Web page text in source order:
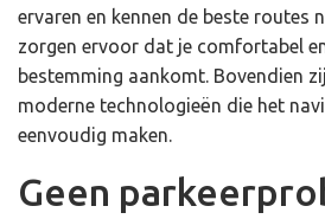
ervaren en kennen de beste routes
zorgen ervoor dat je comfortabel
bestemming aankomt. Bovendien
moderne technologieën die het
eenvoudig maken.
Geen